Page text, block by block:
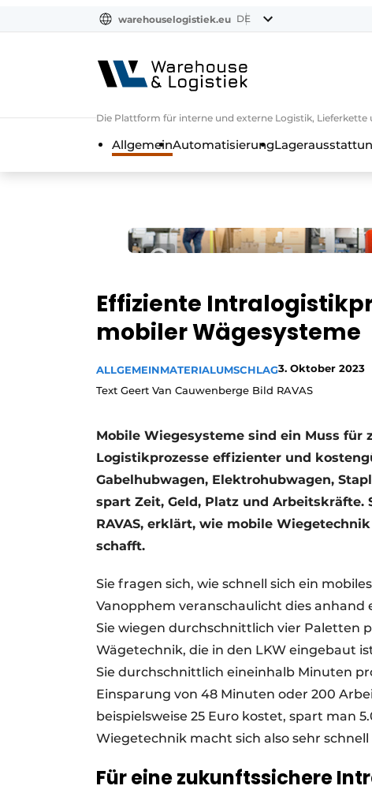
warehouselogistiek.eu DE
Die Plattform für interne und externe Logistik,
AllgemeinAutomatisierung
Effiziente
mobiler Wägesysteme
ALLGEMEINMATERIALUMSCHLAG3. Oktober 2023
Text Geert Van Cauwenberge Bild RAVAS
Mobile Wiegesysteme sind ein Muss
Logistikprozesse effizienter und
Gabelhubwagen, Elektrohubwagen,
spart Zeit, Geld, Platz und Arbeitskräfte.
RAVAS, erklärt, wie mobile
schafft.
Sie fragen sich, wie schnell sich ein
Vanopphem veranschaulicht dies anhand
Sie wiegen durchschnittlich vier Paletten
Wägetechnik, die in den LKW eingebaut
Sie durchschnittlich eineinhalb Minuten
Einsparung von 48 Minuten oder 200
beispielsweise 25 Euro kostet, spart man
Wiegetechnik macht sich also sehr schnell
Für eine zukunftssichere